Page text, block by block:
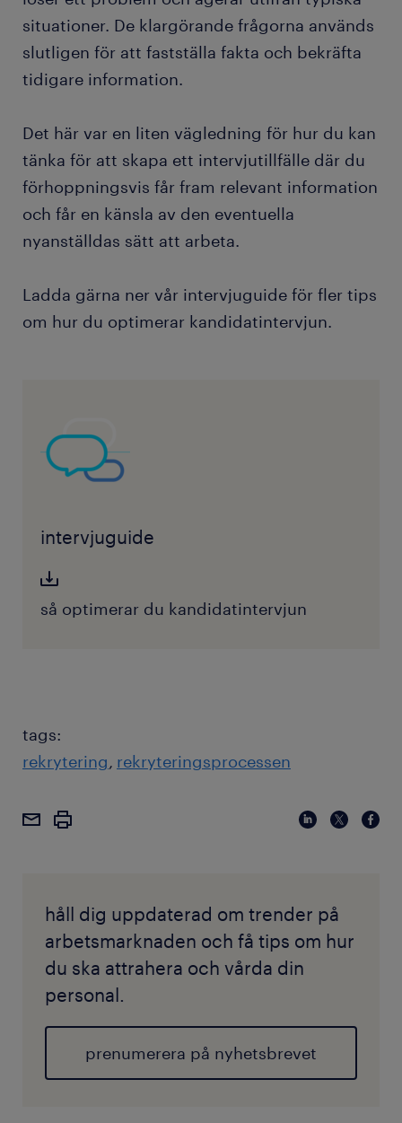
situationer. De klargörande frågorna används
slutligen för att fastställa fakta och bekräfta
tidigare information.
Det här var en liten vägledning för hur du kan
tänka för att skapa ett intervjutillfälle där du
förhoppningsvis får fram relevant information
och får en känsla av den eventuella
nyanställdas sätt att arbeta.
Ladda gärna ner vår intervjuguide för fler tips
om hur du optimerar kandidatintervjun.
intervjuguide
så optimerar du kandidatintervjun
tags:
rekrytering rekryteringsprocessen
håll dig uppdaterad om trender på
arbetsmarknaden och få tips om hur
du ska attrahera och vårda din
personal.
prenumerera på nyhetsbrevet